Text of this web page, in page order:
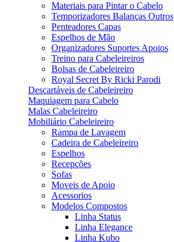
Materiais para Pintar o Cabelo
Temporizadores Balanças Outros
Penteadores Capas
Espelhos de Mão
Organizadores Suportes Apoios
Treino para Cabeleireiros
Bolsas de Cabeleireiro
Royal Secret By Ricki Parodi
Descartáveis de Cabeleireiro
Maquiagem para Cabelo
Malas Cabeleireiro
Mobiliário Cabeleireiro
Rampa de Lavagem
Cadeira de Cabeleireiro
Espelhos
Recepções
Sofas
Moveis de Apoio
Acessorios
Modelos Compostos
Linha Status
Linha Elegance
Linha Kubo